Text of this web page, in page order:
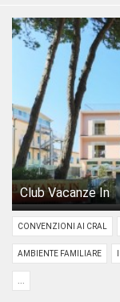
Club Vacanze In
CONVENZIONI AI CRAL
AMBIENTE FAMILIARE